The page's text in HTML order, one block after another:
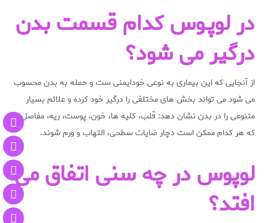
در لوپـوس کدام قسمت بدن
درگیر می شود؟
از آنجایی که این بیماری به نوعی خودایمنی ست و حمله به بدن محسوب
می شود می تواند بخش های مختلفی را درگیر خود کرده و علائم بسیار
متنوعی را در بدن نشان دهد: قلب، کلیه ها، خون، پوست، ریه، مفاصل
که هر کدام ممکن است دچار ضایات سطحی، التهاب و ورم شوند.
لوپوس در چه سنی اتفاق می
افتد؟